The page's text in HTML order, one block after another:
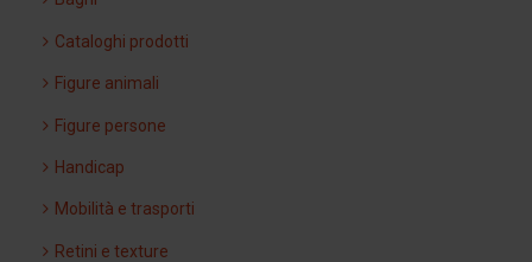
Cataloghi prodotti
Figure animali
Figure persone
Handicap
Mobilità e trasporti
Retini e texture